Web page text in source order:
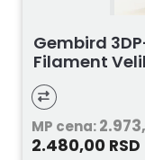
Gembird
Filament
MP cena:
2.480,00 RSD